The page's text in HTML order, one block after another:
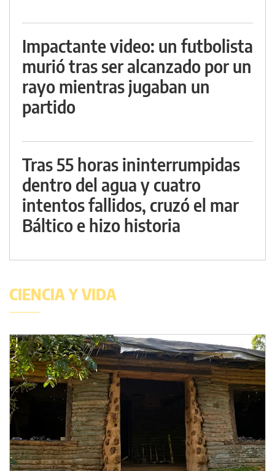
Impactante video: un futbolista
murió tras ser alcanzado por un
rayo mientras jugaban un
partido
Tras 55 horas ininterrumpidas
dentro del agua y cuatro
intentos fallidos, cruzó el mar
Báltico e hizo historia
CIENCIA Y VIDA